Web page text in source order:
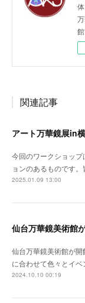
関連記事
今回のワークショッ
ョンのあるものです
2025.01.09 13:00
仙台万華鏡美術館が
に合わせて色々とイ
2024.10.10 00:19